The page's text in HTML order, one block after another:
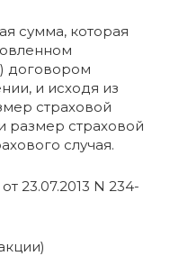
сумма, которая
договором
и исходя из
страховой
размер страховой
случая.
23.07.2013 N 234-